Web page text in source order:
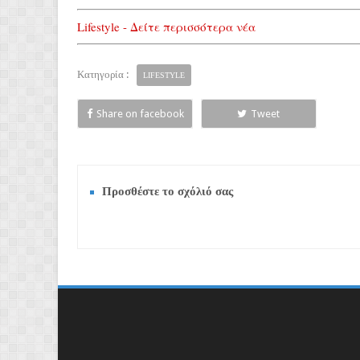
Lifestyle - Δείτε περισσότερα νέα
Κατηγορία : LIFESTYLE
Share on facebook Tweet
Προσθέστε το σχόλιό σας